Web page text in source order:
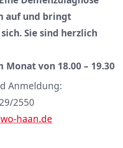
auf und bringt
Sie sind herzlich
Monat von 18.00 – 19.30
Anmeldung:
2550
haan.de